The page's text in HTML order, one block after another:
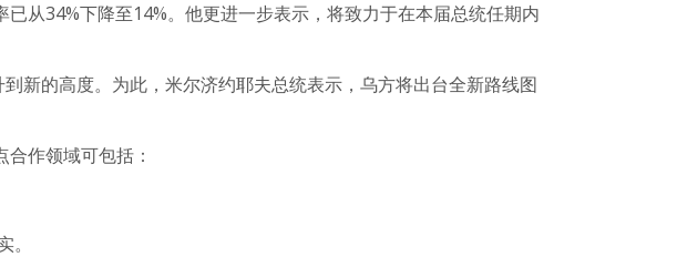
从34%下降至14%。他更进一步表示，将致力于在本届总统任期内
新的高度。为此，米尔济约耶夫总统表示，乌方将出台全新路线图
作领域可包括：